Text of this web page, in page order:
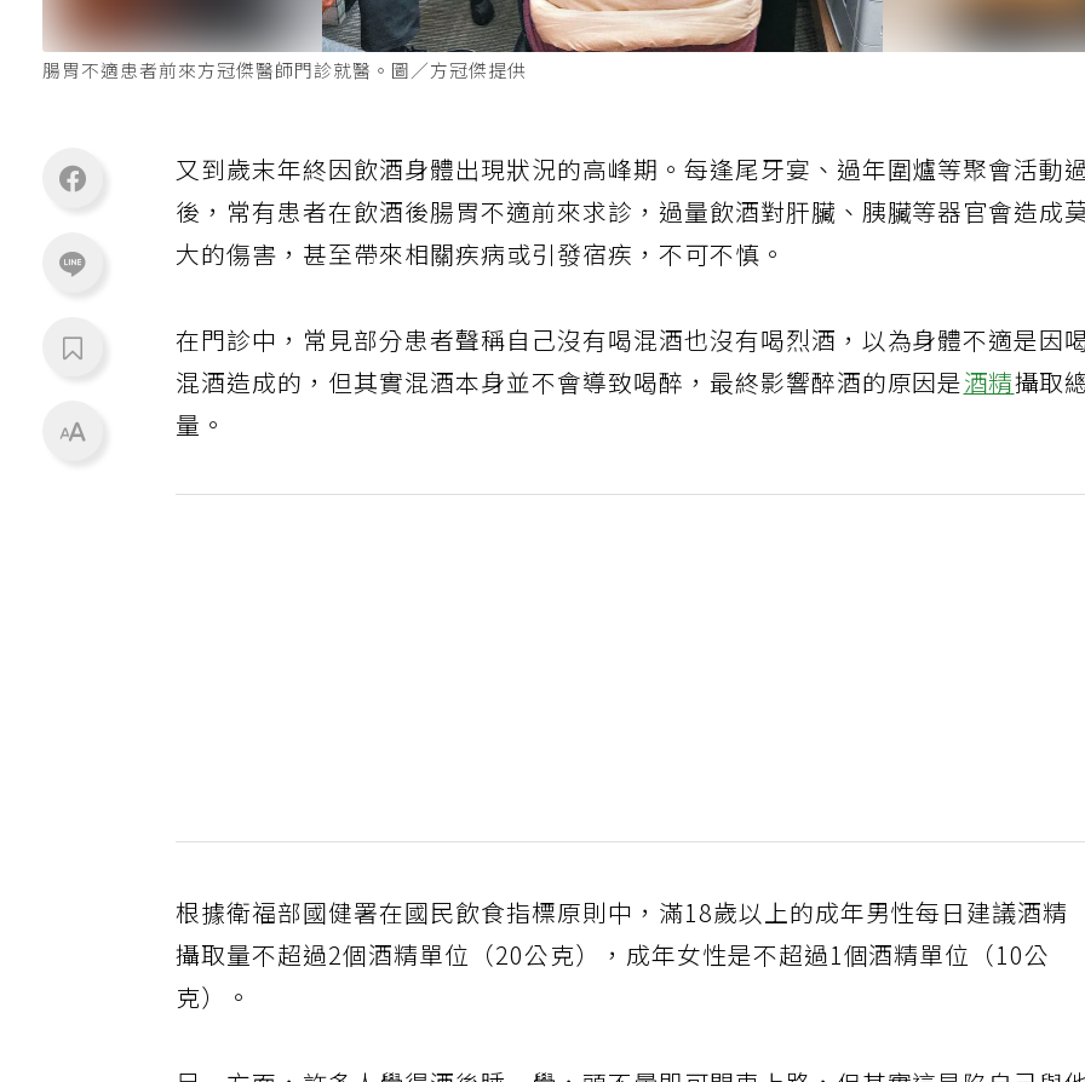
腸胃不適患者前來方冠傑醫師門診就醫。圖／方冠傑提供
又到歲末年終因飲酒身體出現狀況的高峰期。每逢尾牙宴、過年圍爐等聚會活動
後，常有患者在飲酒後腸胃不適前來求診，過量飲酒對肝臟、胰臟等器官會造成
大的傷害，甚至帶來相關疾病或引發宿疾，不可不慎。
在門診中，常見部分患者聲稱自己沒有喝混酒也沒有喝烈酒，以為身體不適是因
混酒造成的，但其實混酒本身並不會導致喝醉，最終影響醉酒的原因是酒精攝取
量。
根據衛福部國健署在國民飲食指標原則中，滿18歲以上的成年男性每日建議酒精
攝取量不超過2個酒精單位（20公克），成年女性是不超過1個酒精單位（10公
克）。